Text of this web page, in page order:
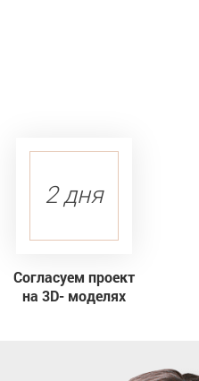
2 дня
Согласуем проект
на 3D- моделях